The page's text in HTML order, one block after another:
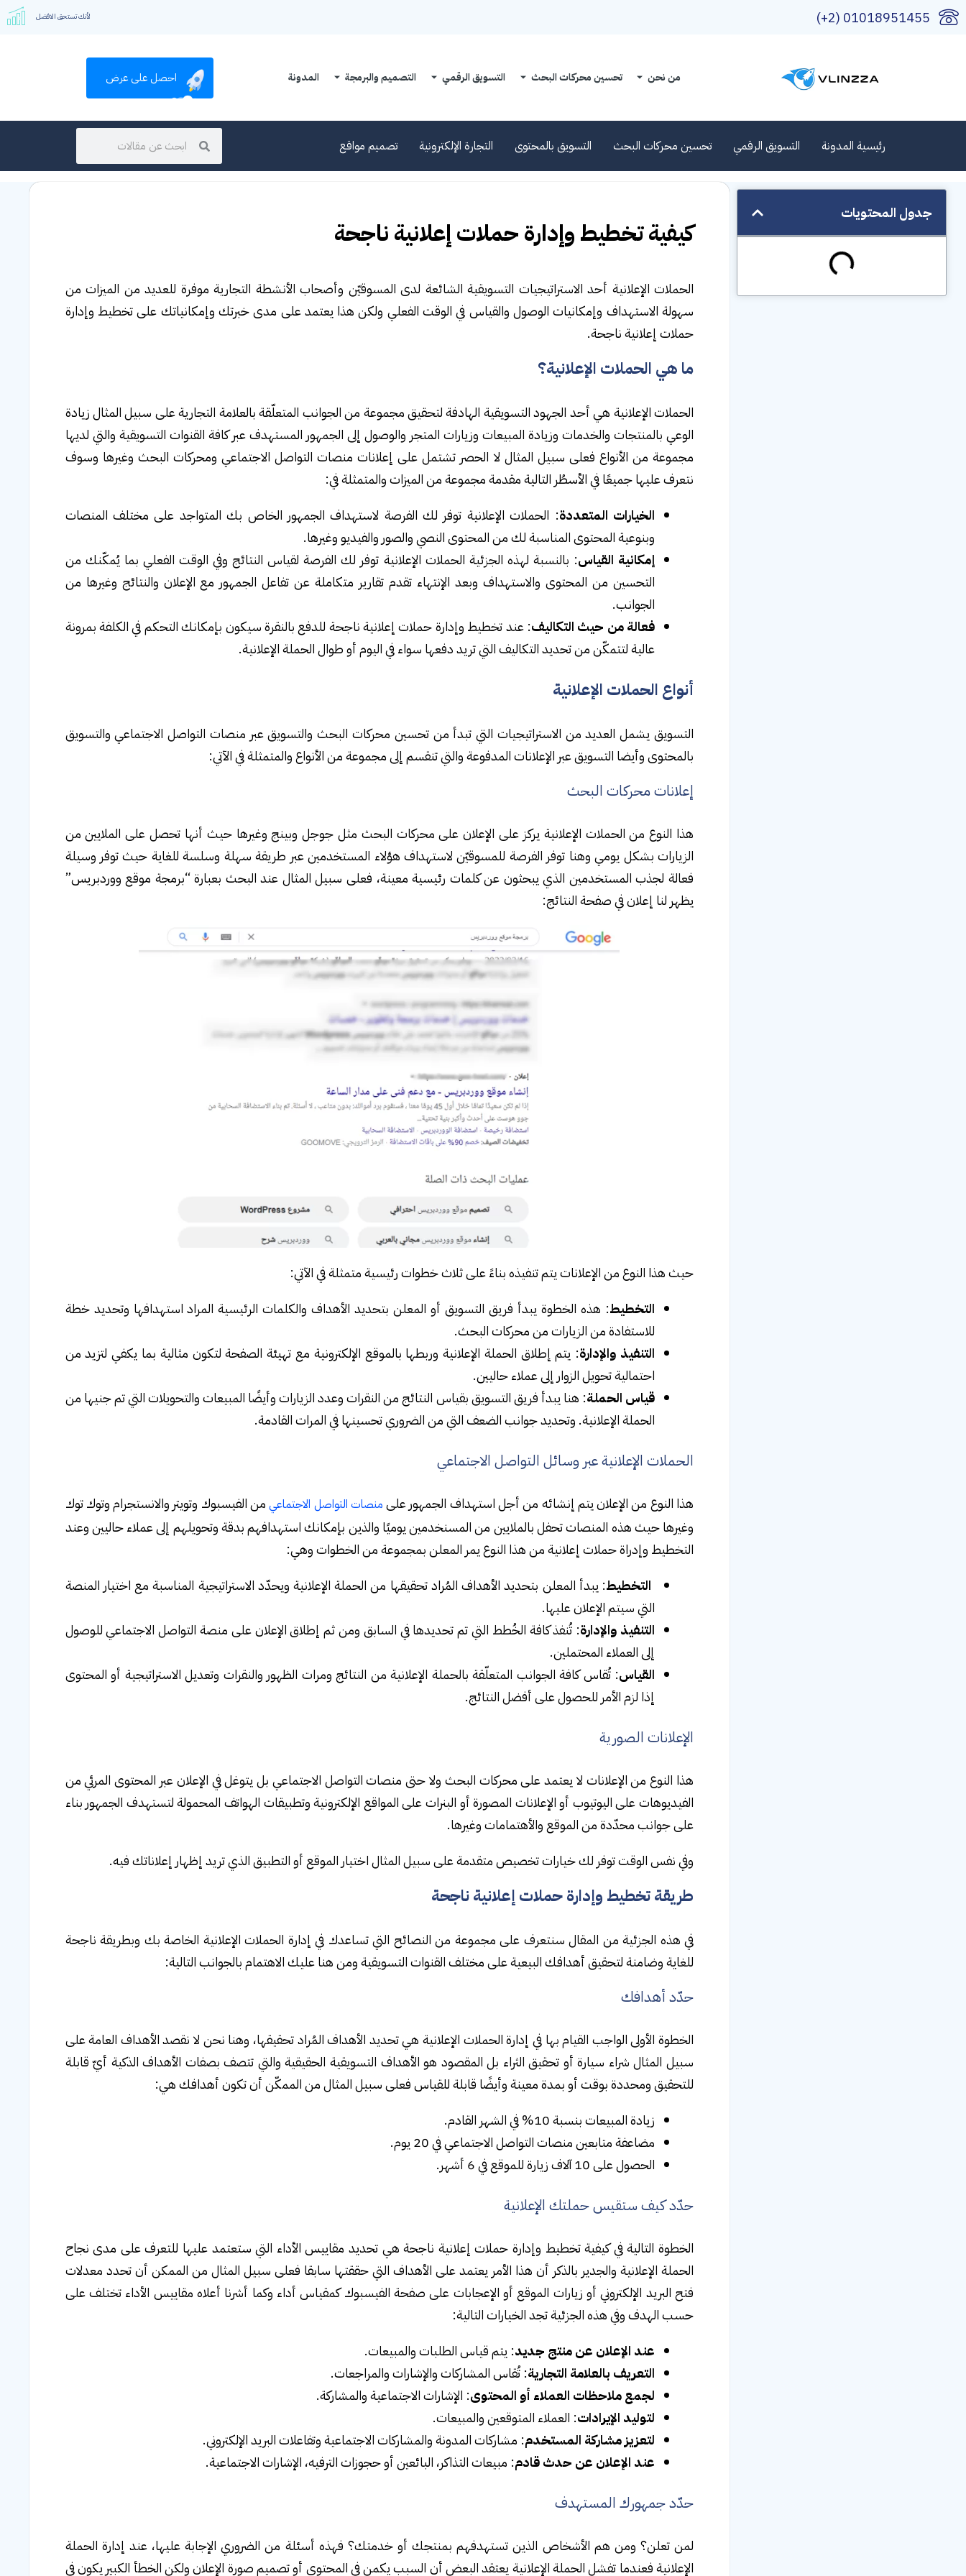
01018951455 (2+) لأنك تستحق الافضل
من نحن تحسين محركات البحث التسويق الرقمي التصميم والبرمجة المدونة احصل على عرض
رئيسية المدونة التسويق الرقمي تحسين محركات البحث التسويق بالمحتوى التجارة الإلكترونية تصميم مواقع
جدول المحتويات
كيفية تخطيط وإدارة حملات إعلانية ناجحة
الحملات الإعلانية أحد الاستراتيجيات التسويقية الشائعة لدى المسوقيّن وأصحاب الأنشطة التجارية موفرة للعديد من الميزات من
سهولة الاستهداف وإمكانيات الوصول والقياس في الوقت الفعلي ولكن هذا يعتمد على مدى خبرتك وإمكانياتك على تخطيط وإدارة
حملات إعلانية ناجحة.
ما هي الحملات الإعلانية؟
الحملات الإعلانية هي أحد الجهود التسويقية الهادفة لتحقيق مجموعة من الجوانب المتعلّقة بالعلامة التجارية على سبيل المثال زيادة
الوعي بالمنتجات والخدمات وزيادة المبيعات وزيارات المتجر والوصول إلى الجمهور المستهدف عبر كافة القنوات التسويقية والتي لديها
مجموعة من الأنواع فعلى سبيل المثال لا الحصر تشتمل على إعلانات منصات التواصل الاجتماعي ومحركات البحث وغيرها وسوف
نتعرف عليها جميعًا في الأسطُر التالية مقدمة مجموعة من الميزات والمتمثلة في:
الخيارات المتعددة: الحملات الإعلانية توفر لك الفرصة لاستهداف الجمهور الخاص بك المتواجد على مختلف المنصات
وبنوعية المحتوى المناسبة لك من المحتوى النصي والصور والفيديو وغيرها.
إمكانية القياس: بالنسبة لهذه الجزئية الحملات الإعلانية توفر لك الفرصة لقياس النتائج وفي الوقت الفعلي بما يُمكّنك من
التحسين من المحتوى والاستهداف وبعد الإنتهاء تقدم تقارير متكاملة عن تفاعل الجمهور مع الإعلان والنتائج وغيرها من
الجوانب.
فعالة من حيث التكاليف: عند تخطيط وإدارة حملات إعلانية ناجحة للدفع بالنقرة سيكون بإمكانك التحكم في الكلفة بمرونة
عالية لتتمكّن من تحديد التكاليف التي تريد دفعها سواء في اليوم أو طوال الحملة الإعلانية.
أنواع الحملات الإعلانية
التسويق يشمل العديد من الاستراتيجيات التي تبدأ من تحسين محركات البحث والتسويق عبر منصات التواصل الاجتماعي والتسويق
بالمحتوى وأيضا التسويق عبر الإعلانات المدفوعة والتي تنقسم إلى مجموعة من الأنواع والمتمثلة في الآتي:
إعلانات محركات البحث
هذا النوع من الحملات الإعلانية يركز على الإعلان على محركات البحث مثل جوجل وبينج وغيرها حيث أنها تحصل على الملايين من
الزيارات بشكل يومي وهنا توفر الفرصة للمسوقيّن لاستهداف هؤلاء المستخدمين عبر طريقة سهلة وسلسة للغاية حيث توفر وسيلة
فعالة لجذب المستخدمين الذي يبحثون عن كلمات رئيسية معينة، فعلى سبيل المثال عند البحث بعبارة “برمجة موقع ووردبريس”
يظهر لنا إعلان في صفحة النتائج:
حيث هذا النوع من الإعلانات يتم تنفيذه بناءً على ثلاث خطوات رئيسية متمثلة في الآتي:
التخطيط: هذه الخطوة يبدأ فريق التسويق أو المعلن بتحديد الأهداف والكلمات الرئيسية المراد استهدافها وتحديد خطة
للاستفادة من الزيارات من محركات البحث.
التنفيذ والإدارة: يتم إطلاق الحملة الإعلانية وربطها بالموقع الإلكترونية مع تهيئة الصفحة لتكون مثالية بما يكفي لتزيد من
احتمالية تحويل الزوار إلى عملاء حاليين.
قياس الحملة: هنا يبدأ فريق التسويق بقياس النتائج من النقرات وعدد الزيارات وأيضًا المبيعات والتحويلات التي تم جنيها من
الحملة الإعلانية. وتحديد جوانب الضعف التي من الضروري تحسينها في المرات القادمة.
الحملات الإعلانية عبر وسائل التواصل الاجتماعي
هذا النوع من الإعلان يتم إنشائه من أجل استهداف الجمهور علىمنصات التواصل الاجتماعيمن الفيسبوك وتويتر والانستجرام وتوك توك
وغيرها حيث هذه المنصات تحفل بالملايين من المسنخدمين يوميًا والذين بإمكانك استهدافهم بدقة وتحويلهم إلى عملاء حاليين وعند
التخطيط وإدراة حملات إعلانية من هذا النوع يمر المعلن بمجموعة من الخطوات وهي:
التخطيط: يبدأ المعلن بتحديد الأهداف المُراد تحقيقها من الحملة الإعلانية ويحدّد الاستراتيجية المناسبة مع اختيار المنصة
التي سيتم الإعلان عليها.
التنفيذ والإدارة: تُنفذ كافة الخُطط التي تم تحديدها في السابق ومن ثم إطلاق الإعلان على منصة التواصل الاجتماعي للوصول
إلى العملاء المحتملين.
القياس: تُقاس كافة الجوانب المتعلّقة بالحملة الإعلانية من النتائج ومرات الظهور والنقرات وتعديل الاستراتيجية أو المحتوى
إذا لزم الأمر للحصول على أفضل النتائج.
الإعلانات الصورية
هذا النوع من الإعلانات لا يعتمد على محركات البحث ولا حتى منصات التواصل الاجتماعي بل يتوغل في الإعلان عبر المحتوى المرئي من
الفيديوهات على اليوتيوب أو الإعلانات المصورة أو البنرات على المواقع الإلكترونية وتطبيقات الهواتف المحمولة لتستهدف الجمهور بناء
على جوانب محدّدة من الموقع والأهتمامات وغيرها.
وفي نفس الوقت توفر لك خيارات تخصيص متقدمة على سبيل المثال اختيار الموقع أو التطبيق الذي تريد إظهار إعلاناتك فيه.
طريقة تخطيط وإدارة حملات إعلانية ناجحة
في هذه الجزئية من المقال سنتعرف على مجموعة من النصائح التي تساعدك في إدارة الحملات الإعلانية الخاصة بك وبطريقة ناجحة
للغاية وضامنة لتحقيق أهدافك البيعية على مختلف القنوات التسويقية ومن هنا عليك الاهتمام بالجوانب التالية:
حدّد أهدافك
الخطوة الأولى الواجب القيام بها في إدارة الحملات الإعلانية هي تحديد الأهداف المُراد تحقيقها، وهنا نحن لا نقصد الأهداف العامة على
سبيل المثال شراء سيارة أو تحقيق الثراء بل المقصود هو الأهداف التسويقية الحقيقية والتي تتصف بصفات الأهداف الذكية أيّ قابلة
للتحقيق ومحددة بوقت أو بمدة معينة وأيضًا قابلة للقياس فعلى سبيل المثال من الممكّن أن تكون أهدافك هي:
زيادة المبيعات بنسبة 10% في الشهر القادم.
مضاعفة متابعين منصات التواصل الاجتماعي في 20 يوم.
الحصول على 10 آلاف زيارة للموقع في 6 أشهر.
حدّد كيف ستقيس حملتك الإعلانية
الخطوة التالية في كيفية تخطيط وإدارة حملات إعلانية ناجحة هي تحديد مقاييس الأداء التي ستعتمد عليها للتعرف على مدى نجاح
الحملة الإعلانية والجدير بالذكر أن هذا الأمر يعتمد على الأهداف التي حققتها سابقا فعلى سبيل المثال من الممكن أن تحدد معدلات
فتح البريد الإلكتروني أو زيارات الموقع أو الإعجابات على صفحة الفيسبوك كمقياس أداء وكما أشرنا أعلاه مقاييس الأداء تختلف على
حسب الهدف وفي هذه الجزئية تجد الخيارات التالية:
عند الإعلان عن منتج جديد: يتم قياس الطلبات والمبيعات.
التعريف بالعلامة التجارية: تُقاس المشاركات والإشارات والمراجعات.
لجمع ملاحظات العملاء أو المحتوى: الإشارات الاجتماعية والمشاركة.
لتوليد الإيرادات: العملاء المتوقعين والمبيعات.
لتعزيز مشاركة المستخدم: مشاركات المدونة والمشاركات الاجتماعية وتفاعلات البريد الإلكتروني.
عند الإعلان عن حدث قادم: مبيعات التذاكر، البائعين أو حجوزات الترفيه، الإشارات الاجتماعية.
حدّد جمهورك المستهدف
لمن تعلن؟ ومن هم الأشخاص الذين تستهدفهم بمنتجك أو خدمتك؟ فهذه أسئلة من الضروري الإجابة عليها، عند إدارة الحملة
الإعلانية فعندما تفشل الحملة الإعلانية يعتقد البعض أن السبب يكمن في المحتوى أو تصميم صورة الإعلان ولكن الخطأ الكبير يكون في